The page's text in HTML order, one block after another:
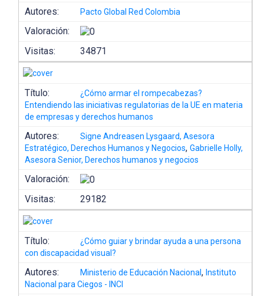
Autores: Pacto Global Red Colombia
Valoración:
Visitas:
34871
Título:
¿Cómo armar el rompecabezas?
Entendiendo las iniciativas regulatorias de la UE en materia
de empresas y derechos humanos
Autores:
Signe Andreasen Lysgaard, Asesora
Estratégico, Derechos Humanos y Negocios,Gabrielle Holly,
Asesora Senior, Derechos humanos y negocios
Valoración:
Visitas:
29182
Título:
¿Cómo guiar y brindar ayuda a una persona
con discapacidad visual?
Autores: Ministerio de Educación Nacional,Instituto
Nacional para Ciegos - INCI